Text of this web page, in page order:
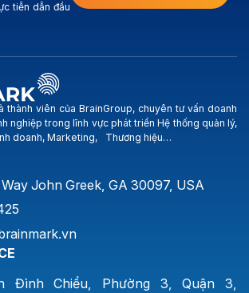
tiễn dẫn đầu
thành viên của BrainGroup, chuyên tư vấn doanh
nghiệp trong lĩnh vực phát triển Hệ thống quản lý,
doanh, Marketing, Thương hiệu…
John Greek, GA 30097, USA
Đình Chiểu, Phường 3, Quận 3,